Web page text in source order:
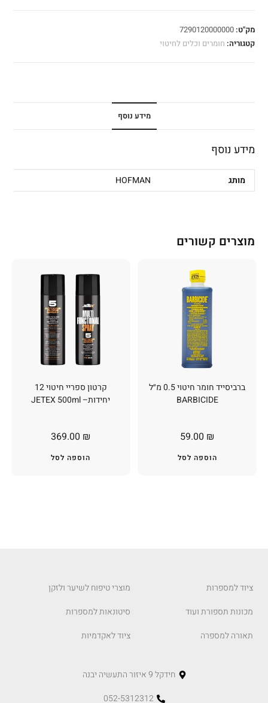
מק"ט:7290120000000
קטגוריה: חומרים וכלים לחיטוי
מידע נוסף
מידע נוסף
מותג HOFMAN
מוצרים קשורים
קרטון ספריי חיטוי 12
יחידות– JETEX 500ml
369.00 ₪
הוספה לסל
ברביסייד חומר חיטוי 0.5 מ״ל
BARBICIDE
59.00 ₪
הוספה לסל
ציוד למספרות
מכונות תספורת ועוד
תאורה למספרה
מוצרי טיפוח לשיער ולזקן
סיטונאות למספרות
ציוד לאקדמיות
חידקל 9 איזור התעשיה יבנה
052-5312312